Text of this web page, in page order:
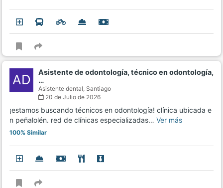
AD
Asistente de odontología, técnico en odontología,
…
Asistente dental, Santiago
20 de Julio de 2026
¡estamos buscando técnicos en odontología! clínica ubicada e
n peñalolén. red de clínicas especializadas… Ver más
100% Similar